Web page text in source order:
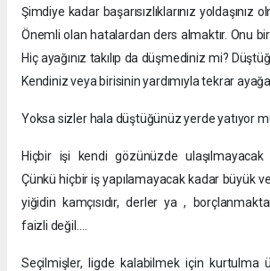
Şimdiye kadar başarısızlıklarınız yoldaşınız
Önemli olan hatalardan ders almaktır. Onu
Hiç ayağınız takılıp da düşmediniz mi?
Kendiniz veya birisinin yardımıyla tekrar
Yoksa sizler hala düştüğünüz yerde yatıyor
Hiçbir işi kendi gözünüzde ulaşılmayacak
Çünkü hiçbir iş yapılamayacak kadar büyük
yiğidin kamçısıdır, derler ya ,
faizli değil….
Seçilmişler, ligde kalabilmek için kurtulma